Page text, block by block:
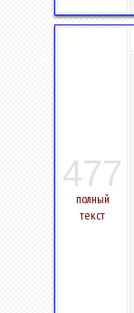
477
полный
текст